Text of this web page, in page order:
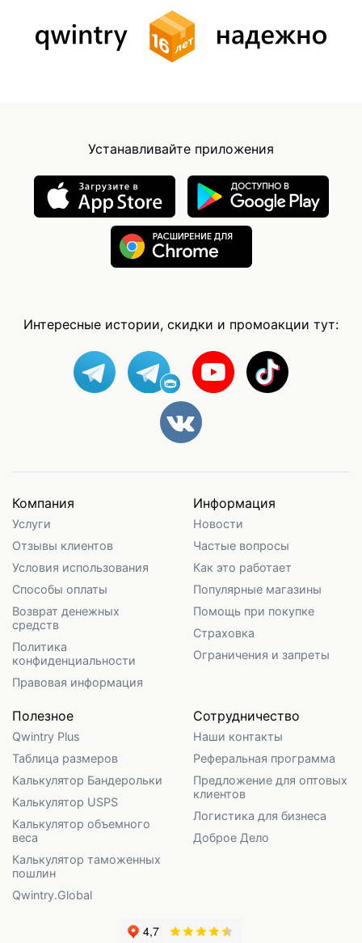
Устанавливайте приложения
Интересные истории, скидки и промоакции тут:
Компания
Услуги
Отзывы клиентов
Условия использования
Способы оплаты
Возврат денежных
средств
Политика
конфиденциальности
Правовая информация
Информация
Новости
Частые вопросы
Как это работает
Популярные магазины
Помощь при покупке
Страховка
Ограничения и запреты
Полезное
Qwintry Plus
Таблица размеров
Калькулятор Бандерольки
Калькулятор USPS
Калькулятор объемного
веса
Калькулятор таможенных
пошлин
Qwintry.Global
Сотрудничество
Наши контакты
Реферальная программа
Предложение для оптовых
клиентов
Логистика для бизнеса
Доброе Дело